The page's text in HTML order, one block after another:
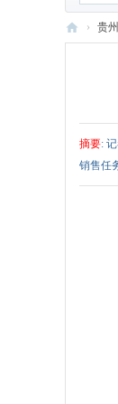
› 贵
摘要:
销售任